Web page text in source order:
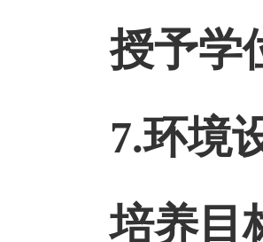
告设计
授予学
7.环境